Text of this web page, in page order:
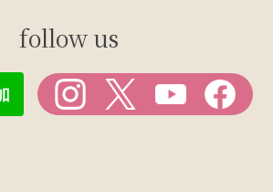
follow us